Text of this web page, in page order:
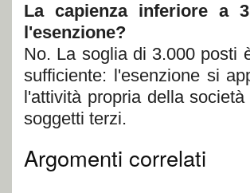
La capienza inferiore a
l'esenzione?
No. La soglia di 3.000 posti
sufficiente: l'esenzione si
l'attività propria della
soggetti terzi.
Argomenti correlati